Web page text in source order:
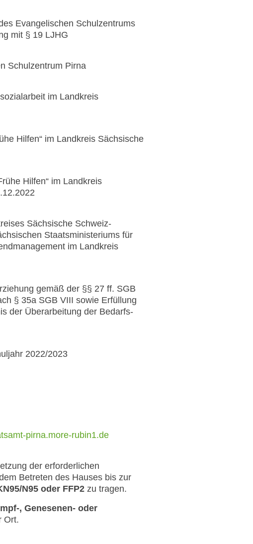
Evangelischen Schulzentrums
mit § 19 LJHG
Schulzentrum Pirna
im Landkreis
Hilfen“ im Landkreis Sächsische
Hilfen“ im Landkreis
Sächsische Schweiz-
Staatsministeriums für
im Landkreis
gemäß der §§ 27 ff. SGB
§ 35a SGB VIII sowie Erfüllung
der Überarbeitung der Bedarfs-
2022/2023
pirna.more-rubin1.de
der erforderlichen
Betreten des Hauses bis zur
N95 oder FFP2 zu tragen.
, Genesenen- oder
Ort.